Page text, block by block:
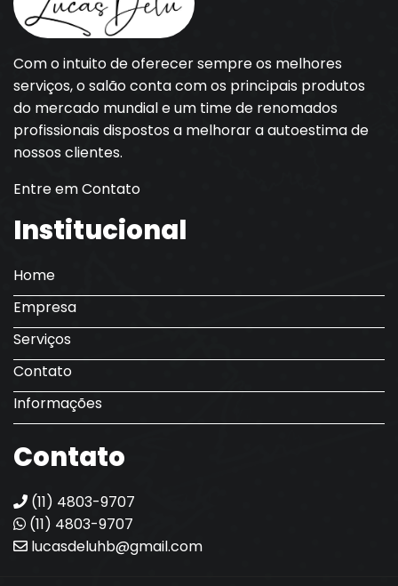
Com o intuito de oferecer sempre os melhores
serviços, o salão conta com os principais produtos
do mercado mundial e um time de renomados
profissionais dispostos a melhorar a autoestima de
nossos clientes.
Entre em Contato
Institucional
Home
Empresa
Serviços
Contato
Informações
Contato
(11) 4803-9707
(11) 4803-9707
lucasdeluhb@gmail.com